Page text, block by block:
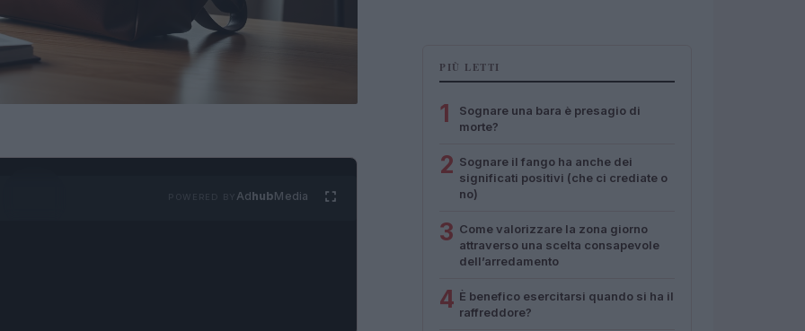
AdhubMedia
PIÙ LETTI
1
Sognare una bara è presagio di
morte?
2 Sognare il fango ha anche dei
significati positivi (che ci crediate o
no)
3 Come valorizzare la zona giorno
attraverso una scelta consapevole
dell’arredamento
4 È benefico esercitarsi quando si ha il
raffreddore?